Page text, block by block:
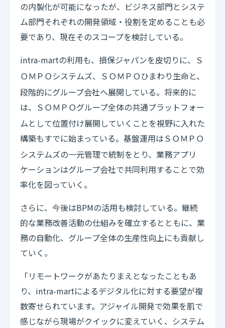
の内製化が可能になったが、ビジネス部門とシステ
ム部門それぞれの開発領域・役割を定めることも必
要であり、現在そのスコープを検討している。
intra-martの利用も、損保ジャパンを皮切りに、
Ｓ
ＯＭＰＯ システムズ、 ＳＯＭＰＯ ひまわり生命と、
段階的にグループ会社へ展開している。将来的に
は、
ＳＯＭＰＯグループ全体の共通プラットフォー
ムとして位置付け展開していくことを視野に入れた
構築もすでに始まっている。基盤運用は ＳＯＭＰＯ
システムズの一元管理で統制をとり、業務アプリ
ケーションはグループ会社で共同利用することで効
率化を図っていく。
さらに、今後はBPMの活用も検討している。継続
的な業務改善活動の仕組みを確立するとともに、業
務の自動化、グループ全体の生産性向上にも貢献し
ていく。
「リモートワークがあたりまえとなったこともあ
り、intra-martによるデジタル化に対する要望が複
数寄せられています。アジャイル開発で効果を肌で
感じながら現場がクイックに変えていく、システム